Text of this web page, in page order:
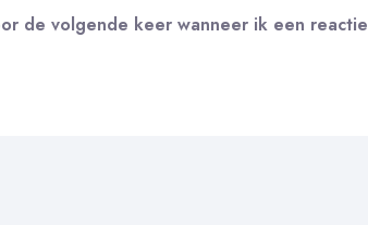
de volgende keer wanneer ik een reactie